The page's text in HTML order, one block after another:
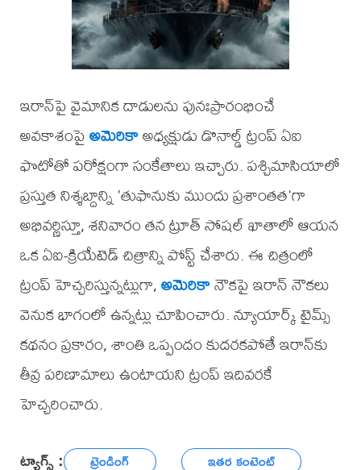
ఇరాన్‌పై వైమానిక దాడులను పునఃప్రారంభించే
అవకాశంపైఅమెరికాఅధ్యక్షుడు డొనాల్డ్ ట్రంప్ ఏఐ
ఫొటోతో పరోక్షంగా సంకేతాలు ఇచ్చారు. పశ్చిమాసియాలో
ప్రస్తుత నిశ్శబ్దాన్ని 'తుఫానుకు ముందు ప్రశాంతత'గా
అభివర్ణిస్తూ, శనివారం తన ట్రూత్ సోషల్ ఖాతాలో ఆయన
ఒక ఏఐ-క్రియేటెడ్ చిత్రాన్ని పోస్ట్ చేశారు. ఈ చిత్రంలో
ట్రంప్ హెచ్చరిస్తున్నట్లుగా,అమెరికానౌకపై ఇరాన్ నౌకలు
వెనుక భాగంలో ఉన్నట్లు చూపించారు. న్యూయార్క్ టైమ్స్
కథనం ప్రకారం, శాంతి ఒప్పందం కుదరకపోతే ఇరాన్‌కు
తీవ్ర పరిణామాలు ఉంటాయని ట్రంప్ ఇదివరకే
హెచ్చరించారు.
ట్యాగ్స్ : ట్రెండింగ్ ఇతర కంటెంట్